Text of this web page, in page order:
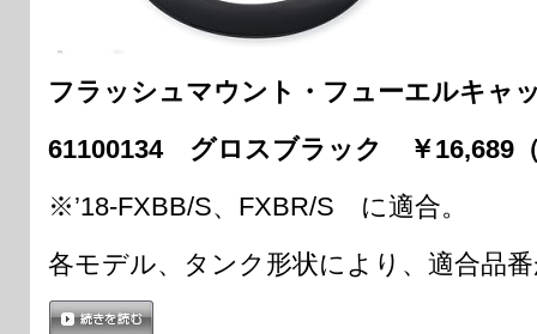
フラッシュマウント・フューエルキャ
61100134 グロスブラック ￥16,689
※’18-FXBB/S、FXBR/S に適合。
各モデル、タンク形状により、適合品